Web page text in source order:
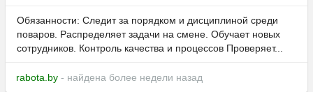
Обязанности: Следит за порядком и дисциплиной среди
поваров. Распределяет задачи на смене. Обучает новых
сотрудников. Контроль качества и процессов Проверяет...
rabota.by - найдена более недели назад